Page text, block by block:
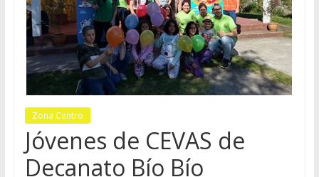
Zona Centro
Jóvenes de CEVAS de
Decanato Bío Bío